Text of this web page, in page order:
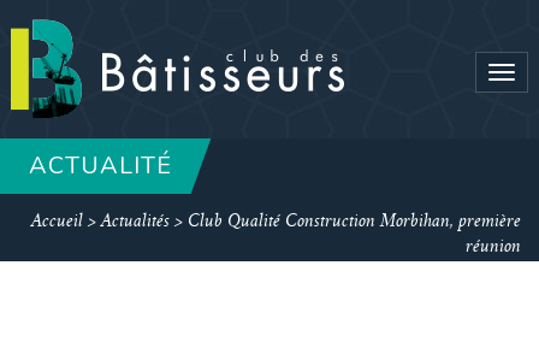
ACTUALITÉ
Accueil >Actualités > Club Qualité Construction Morbihan, première
réunion